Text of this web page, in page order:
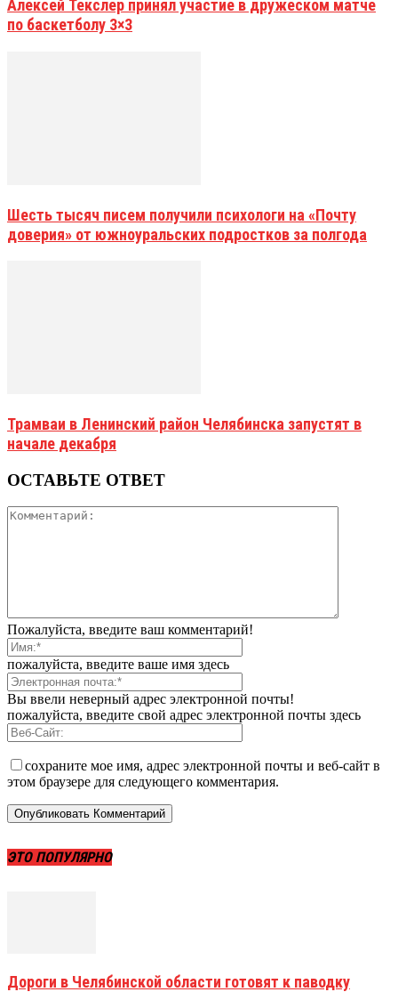
Алексей Текслер принял участие в дружеском матче
по баскетболу 3×3
Шесть тысяч писем получили психологи на «Почту
доверия» от южноуральских подростков за полгода
Трамваи в Ленинский район Челябинска запустят в
начале декабря
ОСТАВЬТЕ ОТВЕТ
Пожалуйста, введите ваш комментарий!
пожалуйста, введите ваше имя здесь
Вы ввели неверный адрес электронной почты!
пожалуйста, введите свой адрес электронной почты здесь
сохраните мое имя, адрес электронной почты и веб-сайт в
этом браузере для следующего комментария.
ЭТО ПОПУЛЯРНО
Дороги в Челябинской области готовят к паводку